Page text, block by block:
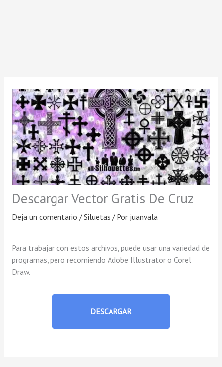
Descargar Vector Gratis De Cruz
Deja un comentario /Siluetas / Por juanvala
Para trabajar con estos archivos, puede usar una variedad de
programas, pero recomiendo Adobe Illustrator o Corel
Draw.
DESCARGAR